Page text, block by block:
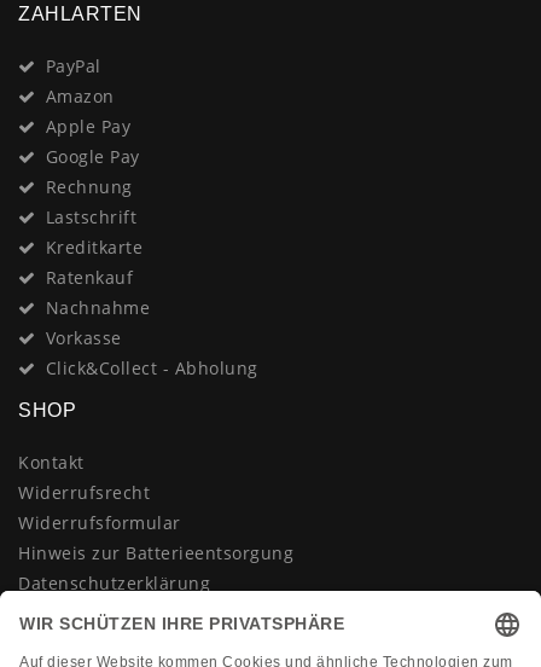
ZAHLARTEN
PayPal
Amazon
Apple Pay
Google Pay
Rechnung
Lastschrift
Kreditkarte
Ratenkauf
Nachnahme
Vorkasse
Click&Collect - Abholung
SHOP
Kontakt
Widerrufsrecht
Widerrufsformular
Hinweis zur Batterieentsorgung
Datenschutzerklärung
AGB